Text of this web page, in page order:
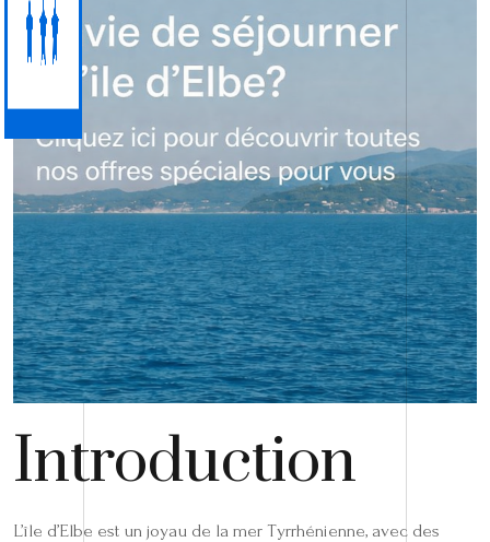
Introduction
L’île d’Elbe est un joyau de la mer Tyrrhénienne, avec des